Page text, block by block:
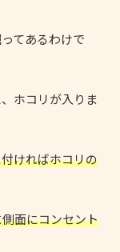
てあるわけで
ホコリが入りま
ければホコリの
面にコンセント